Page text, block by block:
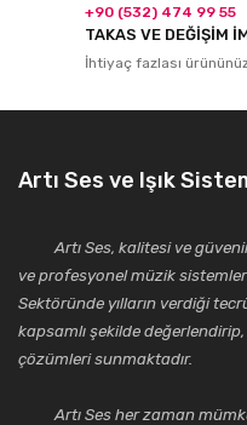
+90 (532) 474 99 55
TAKAS VE DEĞİŞİM
İhtiyaç fazlası
Artı Ses ve Işık
Artı Ses, kalitesi ve
ve profesyonel müzik
Sektöründe yılların verdiği
kapsamlı şekilde
çözümleri sunmaktadır.
Artı Ses her zaman